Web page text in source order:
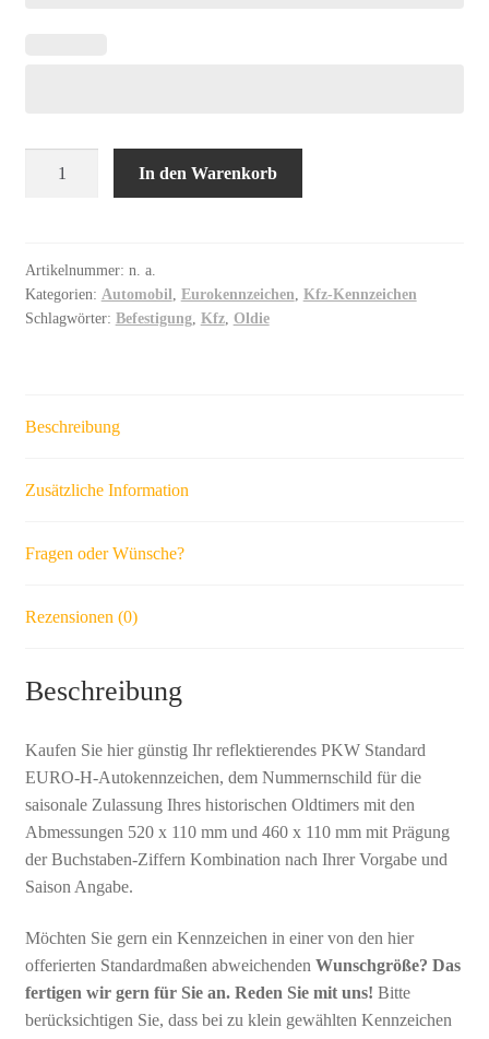
einzeilig
Menge
In den Warenkorb
Artikelnummer: n. a.
Kategorien: Automobil, Eurokennzeichen, Kfz-Kennzeichen
Schlagwörter: Befestigung, Kfz, Oldie
Beschreibung
Zusätzliche Information
Fragen oder Wünsche?
Rezensionen (0)
Beschreibung
Kaufen Sie hier günstig Ihr reflektierendes PKW Standard
EURO-H-Autokennzeichen, dem Nummernschild für die
saisonale Zulassung Ihres historischen Oldtimers mit den
Abmessungen 520 x 110 mm und 460 x 110 mm mit Prägung
der Buchstaben-Ziffern Kombination nach Ihrer Vorgabe und
Saison Angabe.
Möchten Sie gern ein Kennzeichen in einer von den hier
offerierten Standardmaßen abweichenden Wunschgröße? Das
fertigen wir gern für Sie an. Reden Sie mit uns! Bitte
berücksichtigen Sie, dass bei zu klein gewählten Kennzeichen